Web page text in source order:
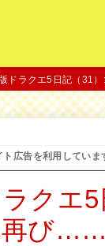
ドラクエ5日記（31
広告を利用していま
クエ5
再び……